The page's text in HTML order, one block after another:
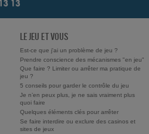
LE JEU ET VOUS
Est-ce que j'ai un problème de jeu ?
Prendre conscience des mécanismes "en jeu"
Que faire ? Limiter ou arrêter ma pratique de
jeu ?
5 conseils pour garder le contrôle du jeu
Je n’en peux plus, je ne sais vraiment plus
quoi faire
Quelques éléments clés pour arrêter
Se faire interdire ou exclure des casinos et
sites de jeux